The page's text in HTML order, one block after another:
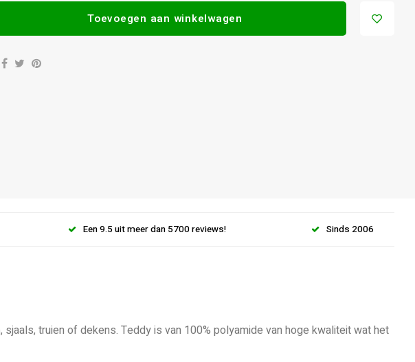
Toevoegen aan winkelwagen
Een 9.5 uit meer dan 5700 reviews! Sinds 2006
truien of dekens. Teddy is van 100% polyamide van hoge kwaliteit wat het